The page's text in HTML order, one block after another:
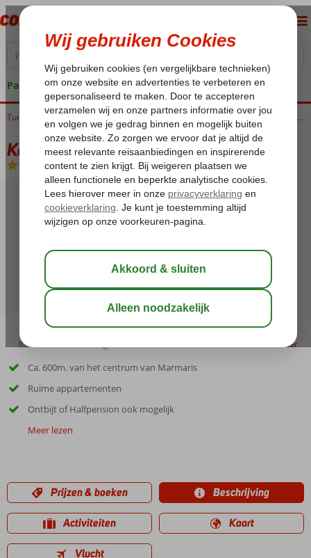
Pakketgarantie
Home Egeische kust Marmaris Marmaris-Centrum Karakas Appartementen
Karakas Appartementen
Logies-Appartement
03:30 bewaar
Ca. 600m. van het centrum van Marmaris
Ruime appartementen
Ontbijt of Halfpension ook mogelijk
Meer lezen
Prijzen & boeken Beschrijving
Activiteiten Kaart
Vlucht